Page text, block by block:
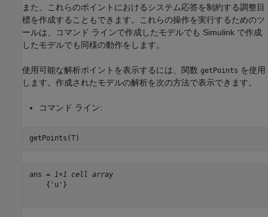
また、これらのポイントにおけるシステム応答を制約する調整目
標を作成することもできます。これらの操作を実行するためのツ
ールは、コマンド ラインで作成したモデルでも Simulink で作成
したモデルでも同様の動作をします。
使用可能な解析ポイントを表示するには、関数 getPoints を使用
します。作成されたモデルの解析を次の方法で表示できます。
コマンド ライン:
getPoints(T)
ans = 1×1 cell array
    {'u'}